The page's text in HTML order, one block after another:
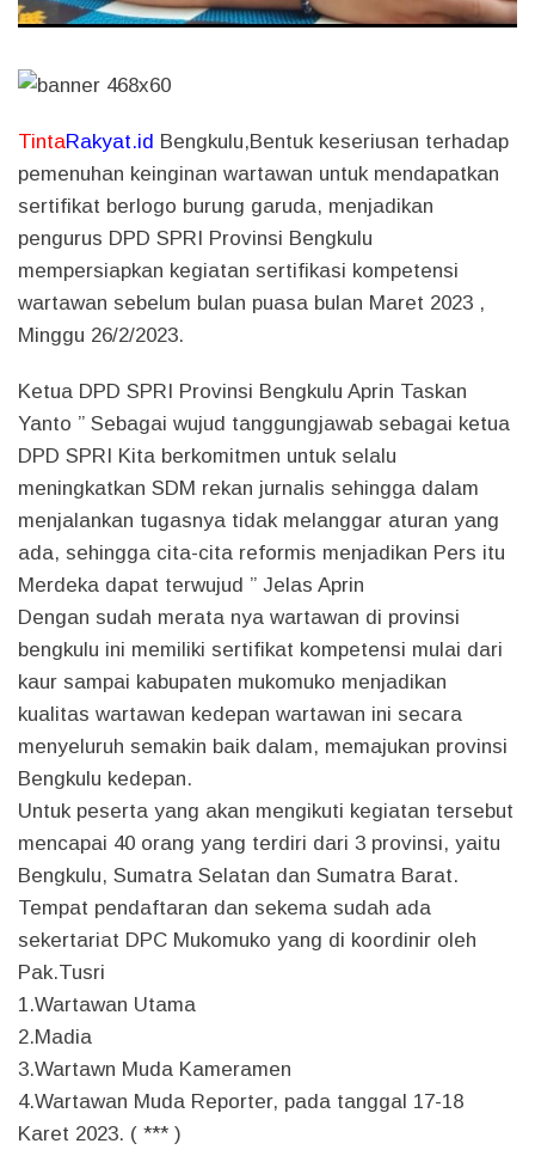
TintaRakyat.id Bengkulu,Bentuk keseriusan terhadap
pemenuhan keinginan wartawan untuk mendapatkan
sertifikat berlogo burung garuda, menjadikan
pengurus DPD SPRI Provinsi Bengkulu
mempersiapkan kegiatan sertifikasi kompetensi
wartawan sebelum bulan puasa bulan Maret 2023 ,
Minggu 26/2/2023.
Ketua DPD SPRI Provinsi Bengkulu Aprin Taskan
Yanto ” Sebagai wujud tanggungjawab sebagai ketua
DPD SPRI Kita berkomitmen untuk selalu
meningkatkan SDM rekan jurnalis sehingga dalam
menjalankan tugasnya tidak melanggar aturan yang
ada, sehingga cita-cita reformis menjadikan Pers itu
Merdeka dapat terwujud ” Jelas Aprin
Dengan sudah merata nya wartawan di provinsi
bengkulu ini memiliki sertifikat kompetensi mulai dari
kaur sampai kabupaten mukomuko menjadikan
kualitas wartawan kedepan wartawan ini secara
menyeluruh semakin baik dalam, memajukan provinsi
Bengkulu kedepan.
Untuk peserta yang akan mengikuti kegiatan tersebut
mencapai 40 orang yang terdiri dari 3 provinsi, yaitu
Bengkulu, Sumatra Selatan dan Sumatra Barat.
Tempat pendaftaran dan sekema sudah ada
sekertariat DPC Mukomuko yang di koordinir oleh
Pak.Tusri
1.Wartawan Utama
2.Madia
3.Wartawn Muda Kameramen
4.Wartawan Muda Reporter, pada tanggal 17-18
Karet 2023. ( *** )